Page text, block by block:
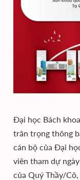
Đại học Bách
trân trọng thông
cán bộ của Đại
viên tham dự
của Quý Thầy/